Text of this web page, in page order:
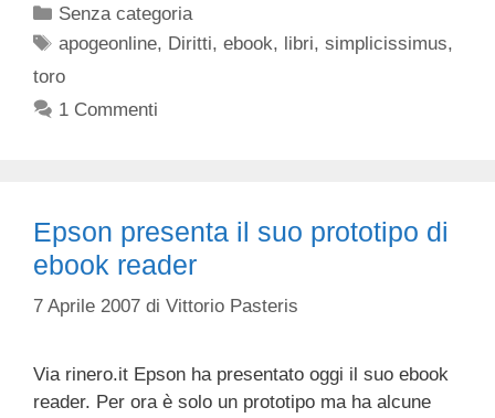
Categorie
Senza categoria
Tag
apogeonline, Diritti,ebook, libri,simplicissimus,
toro
1 Commenti
Epson presenta il suo prototipo di
ebook reader
7 Aprile 2007 di Vittorio Pasteris
Via rinero.it Epson ha presentato oggi il suo ebook
reader. Per ora è solo un prototipo ma ha alcune